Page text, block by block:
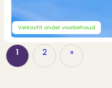
Verkocht onder voorbehoud
1 2 »